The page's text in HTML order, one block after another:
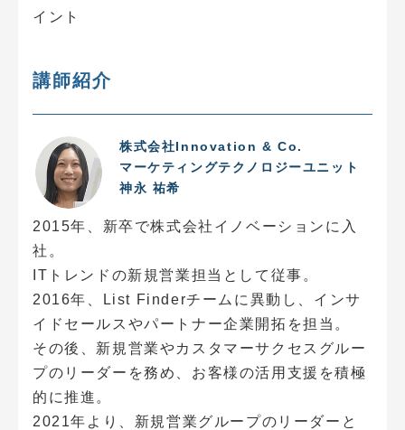
イント
講師紹介
株式会社Innovation & Co.
マーケティングテクノロジーユニット
神永 祐希
2015年、新卒で株式会社イノベーションに入
社。
ITトレンドの新規営業担当として従事。
2016年、List Finderチームに異動し、インサ
イドセールスやパートナー企業開拓を担当。
その後、新規営業やカスタマーサクセスグルー
プのリーダーを務め、お客様の活用支援を積極
的に推進。
2021年より、新規営業グループのリーダーと